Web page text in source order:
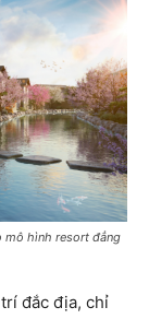
mô hình resort đẳng
đắc địa, chỉ